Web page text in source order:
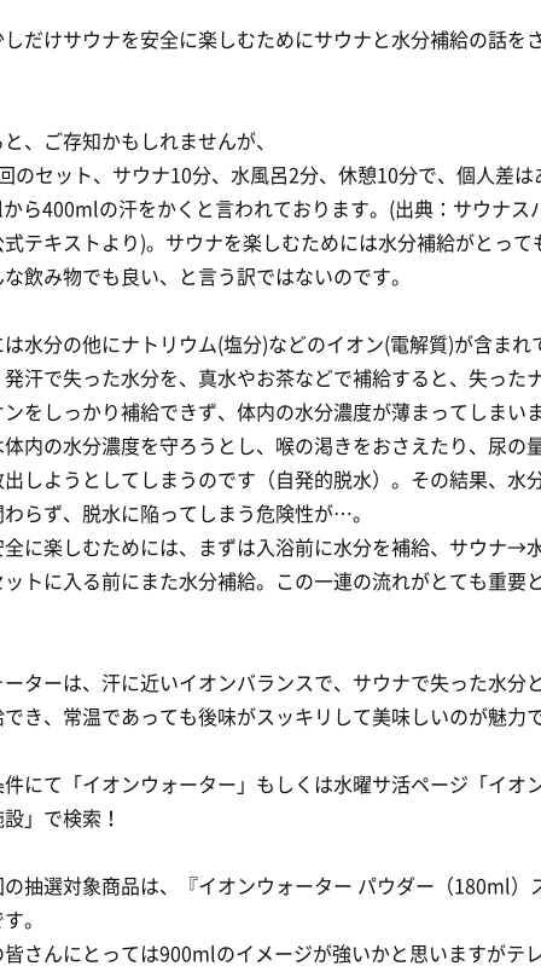
だけサウナを安全に楽しむためにサウナと水分補給の話を
、ご存知かもしれませんが、
のセット、サウナ10分、水風呂2分、休憩10分で、個人差は
ら400mlの汗をかくと言われております。(出典：サウナス
テキストより)。サウナを楽しむためには水分補給がとって
飲み物でも良い、と言う訳ではないのです。
水分の他にナトリウム(塩分)などのイオン(電解質)が含まれ
汗で失った水分を、真水やお茶などで補給すると、失った
をしっかり補給できず、体内の水分濃度が薄まってしまい
内の水分濃度を守ろうとし、喉の渇きをおさえたり、尿の
しようとしてしまうのです（自発的脱水）。その結果、水
らず、脱水に陥ってしまう危険性が…。
全に楽しむためには、まずは入浴前に水分を補給、サウナ→
トに入る前にまた水分補給。この一連の流れがとても重要
ターは、汗に近いイオンバランスで、サウナで失った水分
き、常温であっても後味がスッキリして美味しいのが魅力
にて「イオンウォーター」もしくは水曜サ活ページ「イオ
」で検索！
抽選対象商品は、『イオンウォーター パウダー（180ml）
。
さんにとっては900mlのイメージが強いかと思いますがテ